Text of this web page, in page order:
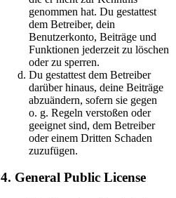
genommen hat. Du gestattest
dem Betreiber, dein
Benutzerkonto, Beiträge und
Funktionen jederzeit zu löschen
oder zu sperren.
Du gestattest dem Betreiber
darüber hinaus, deine Beiträge
abzuändern, sofern sie gegen
o. g. Regeln verstoßen oder
geeignet sind, dem Betreiber
oder einem Dritten Schaden
zuzufügen.
4. General Public License